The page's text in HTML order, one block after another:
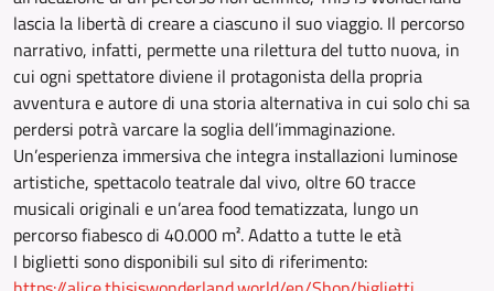
lascia la libertà di creare a ciascuno il suo viaggio. Il percorso
narrativo, infatti, permette una rilettura del tutto nuova, in
cui ogni spettatore diviene il protagonista della propria
avventura e autore di una storia alternativa in cui solo chi sa
perdersi potrà varcare la soglia dell’immaginazione.
Un’esperienza immersiva che integra installazioni luminose
artistiche, spettacolo teatrale dal vivo, oltre 60 tracce
musicali originali e un’area food tematizzata, lungo un
percorso fiabesco di 40.000 m². Adatto a tutte le età
I biglietti sono disponibili sul sito di riferimento: